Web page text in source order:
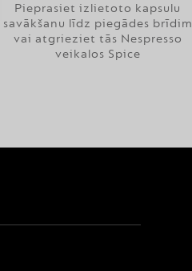
Pieprasiet izlietoto kapsulu
savākšanu līdz piegādes brīdim
vai atgrieziet tās Nespresso
veikalos Spice